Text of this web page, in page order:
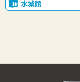
水城館